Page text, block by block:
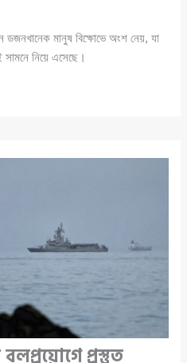
ডজনখানেক মানুষ বিক্ষোভে অংশ নেয়, যা
নিয়ে এসেছে।
প্রস্তুত